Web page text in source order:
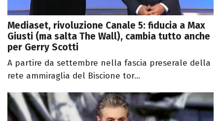
Mediaset, rivoluzione Canale 5: fiducia a Max
Giusti (ma salta The Wall), cambia tutto anche
per Gerry Scotti
A partire da settembre nella fascia preserale della
rete ammiraglia del Biscione tor...